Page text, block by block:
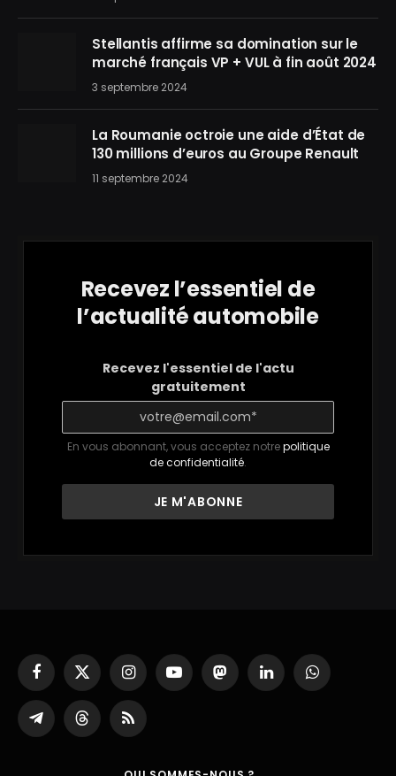
Stellantis affirme sa domination sur le
marché français VP + VUL à fin août 2024
3 septembre 2024
La Roumanie octroie une aide d’État de
130 millions d’euros au Groupe Renault
11 septembre 2024
Recevez l’essentiel de
l’actualité automobile
Recevez l'essentiel de l'actu
gratuitement
En vous abonnant, vous acceptez notrepolitique
de confidentialité.
Facebook
X
(Twitter)
InstagramYouTubeMastodonLinkedInWhatsApp
Partager
sur
ThreadsRSS